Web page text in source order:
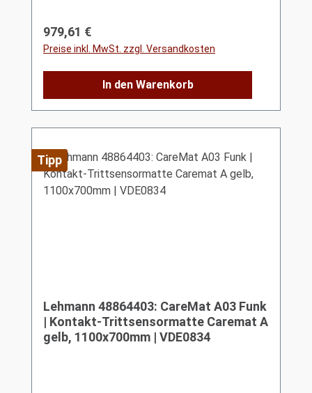
Regulärer Preis:
979,61 €
Preise inkl. MwSt. zzgl. Versandkosten
In den Warenkorb
Tipp
Lehmann 48864403: CareMat A03 Funk
| Kontakt-Trittsensormatte Caremat A
gelb, 1100x700mm | VDE0834